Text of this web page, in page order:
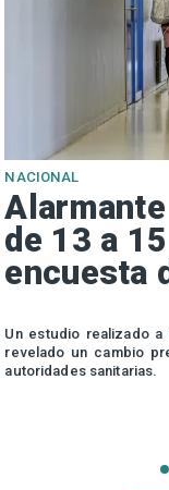
NACIONAL
de 13 a
encuesta
Un estudio realizado
revelado un cambio
autoridades sanitarias.